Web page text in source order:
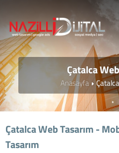
Çatalca
Anasayfa
Çatalca Web Tasarım -
Tasarım